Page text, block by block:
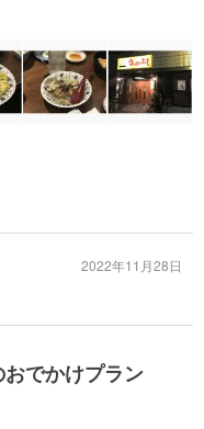
2022年11月28日
でかけプラン